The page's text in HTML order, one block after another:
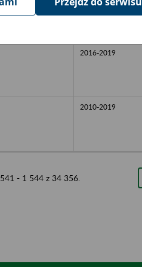
2016-2019
2010-2019
- 1 544 z 34 356.